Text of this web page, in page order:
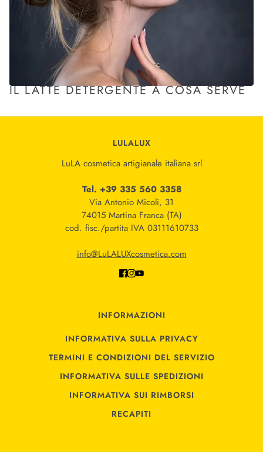
IL LATTE DETERGENTE A COSA SERVE
LULALUX
LuLA cosmetica artigianale italiana srl
Tel. +39 335 560 3358
Via Antonio Micoli, 31
74015 Martina Franca (TA)
cod. fisc./partita IVA 03111610733
info@LuLALUXcosmetica.com
INFORMAZIONI
INFORMATIVA SULLA PRIVACY
TERMINI E CONDIZIONI DEL SERVIZIO
INFORMATIVA SULLE SPEDIZIONI
INFORMATIVA SUI RIMBORSI
RECAPITI